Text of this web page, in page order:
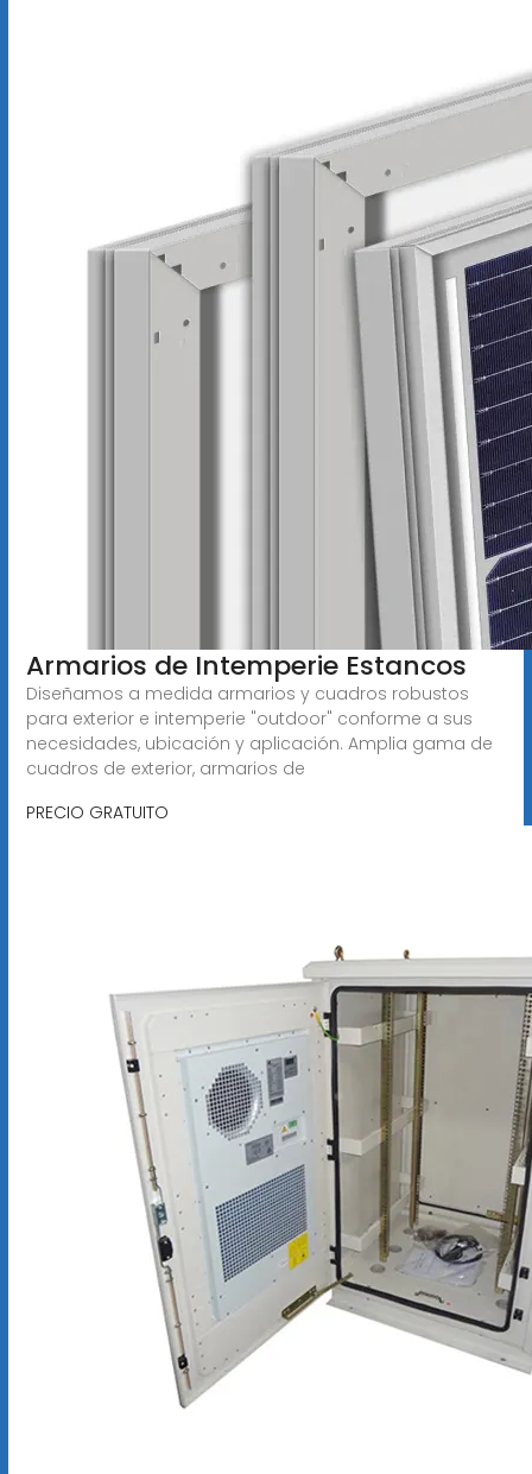
Armarios de Intemperie Estancos
Diseñamos a medida armarios y cuadros robustos
para exterior e intemperie "outdoor" conforme a sus
necesidades, ubicación y aplicación. Amplia gama de
cuadros de exterior, armarios de
PRECIO GRATUITO